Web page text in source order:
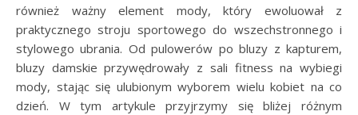
również ważny element mody, który ewoluował z
praktycznego stroju sportowego do wszechstronnego i
stylowego ubrania. Od pulowerów po bluzy z kapturem,
bluzy damskie przywędrowały z sali fitness na wybiegi
mody, stając się ulubionym wyborem wielu kobiet na co
dzień. W tym artykule przyjrzymy się bliżej różnym